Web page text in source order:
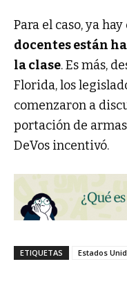
Para el caso, ya hay
docentes están
la clase. Es más,
Florida, los
comenzaron a
portación de
DeVos incentivó.
ETIQUETAS Estados